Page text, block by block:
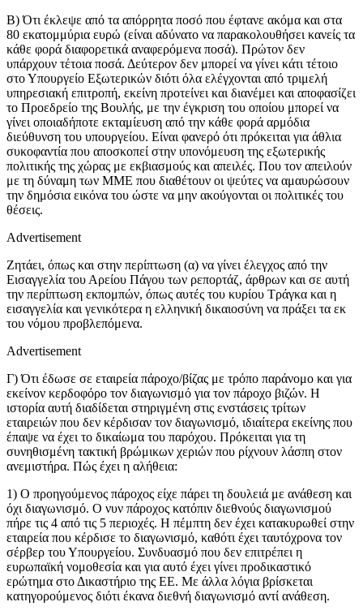
Β) Ότι έκλεψε από τα απόρρητα ποσό που έφτανε ακόμα και στα
80 εκατομμύρια ευρώ (είναι αδύνατο να παρακολουθήσει κανείς τα
κάθε φορά διαφορετικά αναφερόμενα ποσά). Πρώτον δεν
υπάρχουν τέτοια ποσά. Δεύτερον δεν μπορεί να γίνει κάτι τέτοιο
στο Υπουργείο Εξωτερικών διότι όλα ελέγχονται από τριμελή
υπηρεσιακή επιτροπή, εκείνη προτείνει και διανέμει και αποφασίζει
το Προεδρείο της Βουλής, με την έγκριση του οποίου μπορεί να
γίνει οποιαδήποτε εκταμίευση από την κάθε φορά αρμόδια
διεύθυνση του υπουργείου. Είναι φανερό ότι πρόκειται για άθλια
συκοφαντία που αποσκοπεί στην υπονόμευση της εξωτερικής
πολιτικής της χώρας με εκβιασμούς και απειλές. Που τον απειλούν
με τη δύναμη των ΜΜΕ που διαθέτουν οι ψεύτες να αμαυρώσουν
την δημόσια εικόνα του ώστε να μην ακούγονται οι πολιτικές του
θέσεις.
Advertisement
Ζητάει, όπως και στην περίπτωση (α) να γίνει έλεγχος από την
Εισαγγελία του Αρείου Πάγου των ρεπορτάζ, άρθρων και σε αυτή
την περίπτωση εκπομπών, όπως αυτές του κυρίου Τράγκα και η
εισαγγελία και γενικότερα η ελληνική δικαιοσύνη να πράξει τα εκ
του νόμου προβλεπόμενα.
Advertisement
Γ) Ότι έδωσε σε εταιρεία πάροχο/βίζας με τρόπο παράνομο και για
εκείνον κερδοφόρο τον διαγωνισμό για τον πάροχο βιζών. Η
ιστορία αυτή διαδίδεται στηριγμένη στις ενστάσεις τρίτων
εταιρειών που δεν κέρδισαν τον διαγωνισμό, ιδιαίτερα εκείνης που
έπαψε να έχει το δικαίωμα του παρόχου. Πρόκειται για τη
συνηθισμένη τακτική βρώμικων χεριών που ρίχνουν λάσπη στον
ανεμιστήρα. Πώς έχει η αλήθεια:
1) Ο προηγούμενος πάροχος είχε πάρει τη δουλειά με ανάθεση και
όχι διαγωνισμό. Ο νυν πάροχος κατόπιν διεθνούς διαγωνισμού
πήρε τις 4 από τις 5 περιοχές. Η πέμπτη δεν έχει κατακυρωθεί στην
εταιρεία που κέρδισε το διαγωνισμό, καθότι έχει ταυτόχρονα τον
σέρβερ του Υπουργείου. Συνδυασμό που δεν επιτρέπει η
ευρωπαϊκή νομοθεσία και για αυτό έχει γίνει προδικαστικό
ερώτημα στο Δικαστήριο της ΕΕ. Με άλλα λόγια βρίσκεται
κατηγορούμενος διότι έκανα διεθνή διαγωνισμό αντί ανάθεση.